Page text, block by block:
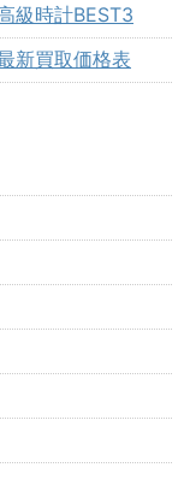
級時計BEST3
新買取価格表